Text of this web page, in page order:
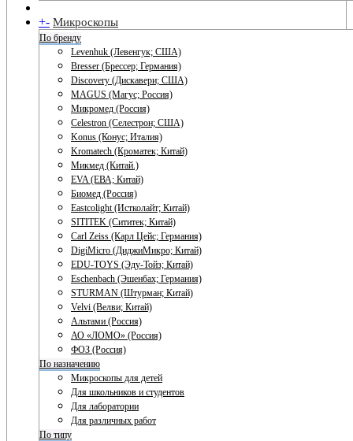
+- Микроскопы
По бренду
Levenhuk (Левенгук; США)
Bresser (Брессер; Германия)
Discovery (Дискавери; США)
MAGUS (Магус; Россия)
Микромед (Россия)
Celestron (Селестрон; США)
Konus (Конус; Италия)
Kromatech (Кроматек; Китай)
Микмед (Китай.)
EVA (ЕВА; Китай)
Биомед (Россия)
Eastcolight (Истколайт; Китай)
SITITEK (Сититек; Китай)
Carl Zeiss (Карл Цейс; Германия)
DigiMicro (ДиджиМикро; Китай)
EDU-TOYS (Эду-Тойз; Китай)
Eschenbach (Эшенбах; Германия)
STURMAN (Штурман; Китай)
Velvi (Велви; Китай)
Альтами (Россия)
АО «ЛОМО» (Россия)
ФОЗ (Россия)
По назначению
Микроскопы для детей
Для школьников и студентов
Для лаборатории
Для различных работ
По типу